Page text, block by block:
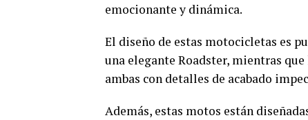
emocionante y dinámica.
El diseño de estas motocicletas es
una elegante Roadster, mientras
ambas con detalles de acabado
Además, estas motos están